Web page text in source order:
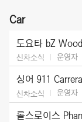
Car
도요타 bZ
신차소식 운영자
신차소식 운영자
롤스로이스